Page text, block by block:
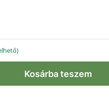
Kosárba teszem